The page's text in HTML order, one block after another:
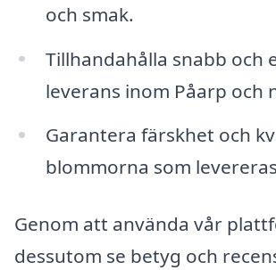
och smak.
Tillhandahålla snabb och
leverans inom Påarp och
Garantera färskhet och
blommorna som
Genom att använda vår
dessutom se betyg och